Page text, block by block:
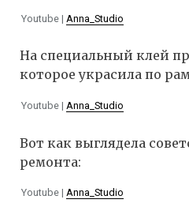
Youtube | Anna_Studio
На специальный клей
которое украсила по
Youtube | Anna_Studio
Вот как выглядела
ремонта:
Youtube | Anna_Studio